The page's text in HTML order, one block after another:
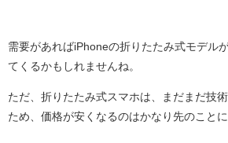
需要があればiPhoneの折りたたみ式モデル
てくるかもしれませんね。
ただ、折りたたみ式スマホは、まだまだ技
ため、価格が安くなるのはかなり先のことに